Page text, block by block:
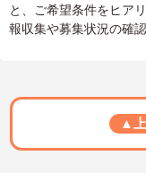
と、ご希望条件をヒア
報収集や募集状況の確
▲